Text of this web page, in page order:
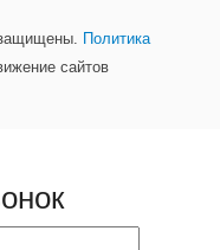
Политика
сайтов